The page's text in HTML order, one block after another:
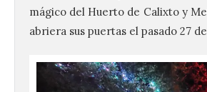
mágico del Huerto de Calixto y
abriera sus puertas el pasado 27